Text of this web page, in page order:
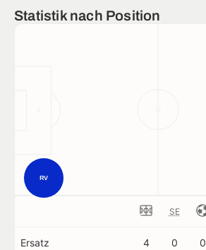
Statistik nach Position
RV
SE
Ersatz 4 0 0